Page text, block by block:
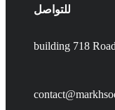
للتواصل
building 718